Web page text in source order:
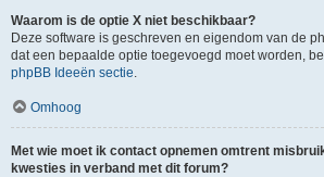
Waarom is de optie X niet beschikbaar?
Deze software is geschreven en eigendom van de
dat een bepaalde optie toegevoegd moet worden,
phpBB Ideeën sectie.
Omhoog
Met wie moet ik contact opnemen omtrent
kwesties in verband met dit forum?